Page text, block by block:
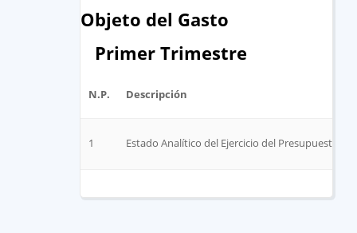
Objeto del Gasto
Primer Trimestre
N.P. Descripción
1 Estado Analítico del Ejercicio del Presupuesto